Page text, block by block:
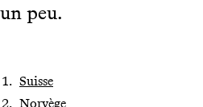
un peu.
Suisse
Norvège